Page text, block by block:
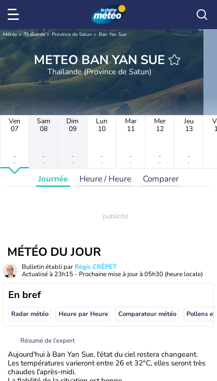
Météo Thaïlande Province de Satun Ban Yan Sue
METEO BAN YAN SUE
Thaïlande (Province de Satun)
Ven
07
-
-
Sam
08
-
-
Dim
09
-
-
Lun
10
-
-
Mar
11
-
-
Mer
12
-
-
Jeu
13
-
-
Journée Heure / Heure Comparer
MÉTÉO DU JOUR
Bulletin établi par Régis CRÊPET
Actualisé à 23h15 - Prochaine mise à jour à 05h30 (heure locale)
En bref
Radar météo Heure par Heure Comparateur météo Pollens
Résumé de l’expert
Aujourd'hui à Ban Yan Sue, l'état du ciel restera changeant.
Les températures varieront entre 26 et 32°C, elles seront très
chaudes l'après-midi.